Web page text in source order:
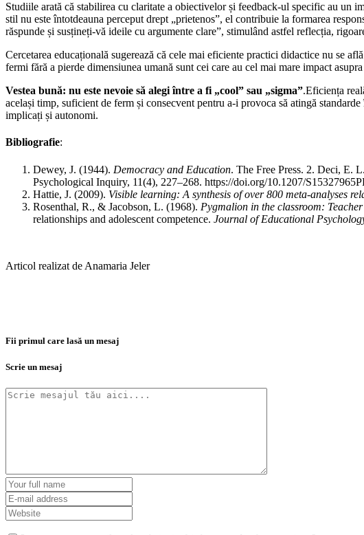
Studiile arată că stabilirea cu claritate a obiectivelor și feedback-ul specific au un
stil nu este întotdeauna perceput drept „prietenos”, el contribuie la formarea
răspunde și susțineți-vă ideile cu argumente clare”, stimulând astfel reflecția,
Cercetarea educațională sugerează că cele mai eficiente practici didactice nu se
fermi fără a pierde dimensiunea umană sunt cei care au cel mai mare impact
Vestea bună: nu este nevoie să alegi între a fi „cool” sau „sigma”.Eficiența
același timp, suficient de ferm și consecvent pentru a-i provoca să atingă
implicați și autonomi.
Bibliografie:
Dewey, J. (1944). Democracy and Education. The Free Press. 2. Deci, E.
Psychological Inquiry, 11(4), 227–268. https://doi.org/10.1207/
Hattie, J. (2009). Visible learning: A synthesis of over 800 meta-analyses
Rosenthal, R., & Jacobson, L. (1968). Pygmalion in the classroom:
relationships and adolescent competence. Journal of Educational
Articol realizat de Anamaria Jeler
Fii primul care lasă un mesaj
Scrie un mesaj